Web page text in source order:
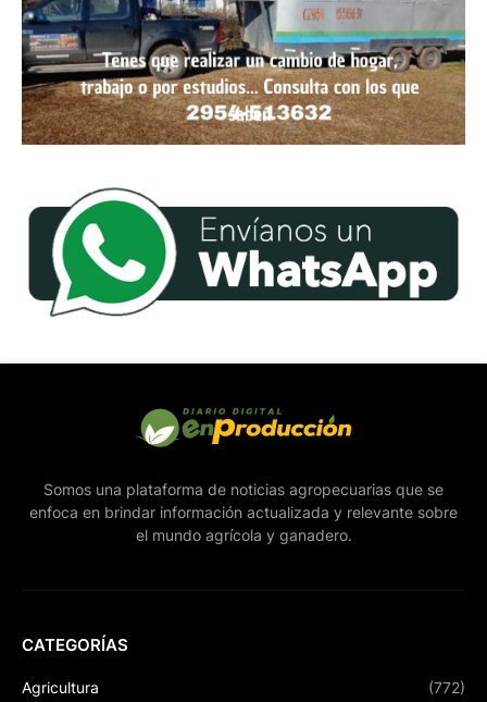
Somos una plataforma de noticias agropecuarias que se
enfoca en brindar información actualizada y relevante sobre
el mundo agrícola y ganadero.
CATEGORÍAS
Agricultura (772)